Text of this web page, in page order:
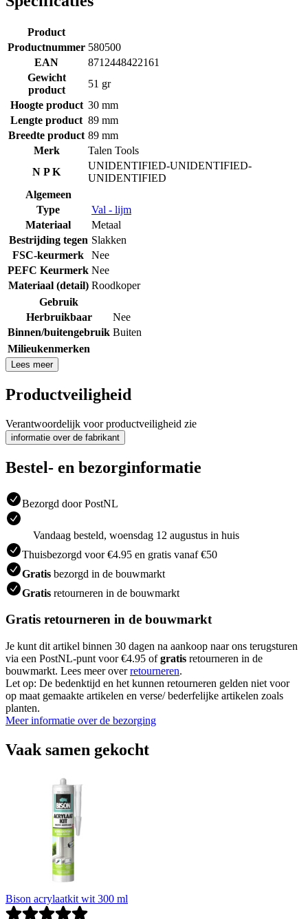
Product
Productnummer 580500
EAN
8712448422161
Gewicht
product
51 gr
Hoogte product 30 mm
Lengte product 89 mm
Breedte product 89 mm
Merk
Talen Tools
N P K
UNIDENTIFIED-UNIDENTIFIED-
UNIDENTIFIED
Algemeen
Type
Val - lijm
Materiaal
Metaal
Bestrijding tegen Slakken
FSC-keurmerk
Nee
PEFC Keurmerk Nee
Materiaal (detail) Roodkoper
Gebruik
Herbruikbaar
Nee
Binnen/buitengebruik Buiten
Milieukenmerken
Lees meer
Productveiligheid
Verantwoordelijk voor productveiligheid zie
informatie over de fabrikant
Bestel- en bezorginformatie
Bezorgd door PostNL
Vandaag besteld, woensdag 12 augustus in huis
Thuisbezorgd voor €4.95 en gratis vanaf €50
Gratis bezorgd in de bouwmarkt
Gratis retourneren in de bouwmarkt
Gratis retourneren in de bouwmarkt
Je kunt dit artikel binnen 30 dagen na aankoop naar ons terugsturen
via een PostNL-punt voor €4.95 ofgratis retourneren in de
bouwmarkt. Lees meer overretourneren.
Let op: De bedenktijd en het kunnen retourneren gelden niet voor
op maat gemaakte artikelen en verse/ bederfelijke artikelen zoals
planten.
Meer informatie over de bezorging
Vaak samen gekocht
Bison acrylaatkit wit 300 ml